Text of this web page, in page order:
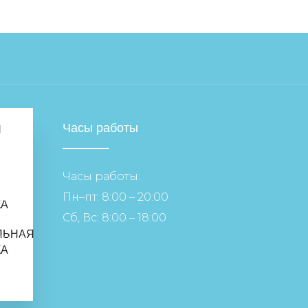
32
Часы работы
Часы работы:
Пн–пт: 8:00 – 20:00
Сб, Вс: 8:00 – 18:00